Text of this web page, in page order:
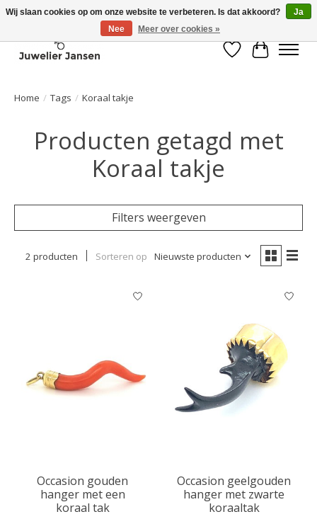
Verlanglijst
Home / Tags / Koraal takje
Producten getagd met
Koraal takje
Filters weergeven
2 producten Sorteren op Nieuwste producten
Occasion gouden
hanger met een
koraal tak
Occasion geelgouden
hanger met zwarte
koraaltak
Wij slaan cookies op om onze website te verbeteren. Is dat akkoord?
Ja
Nee
Meer over cookies »